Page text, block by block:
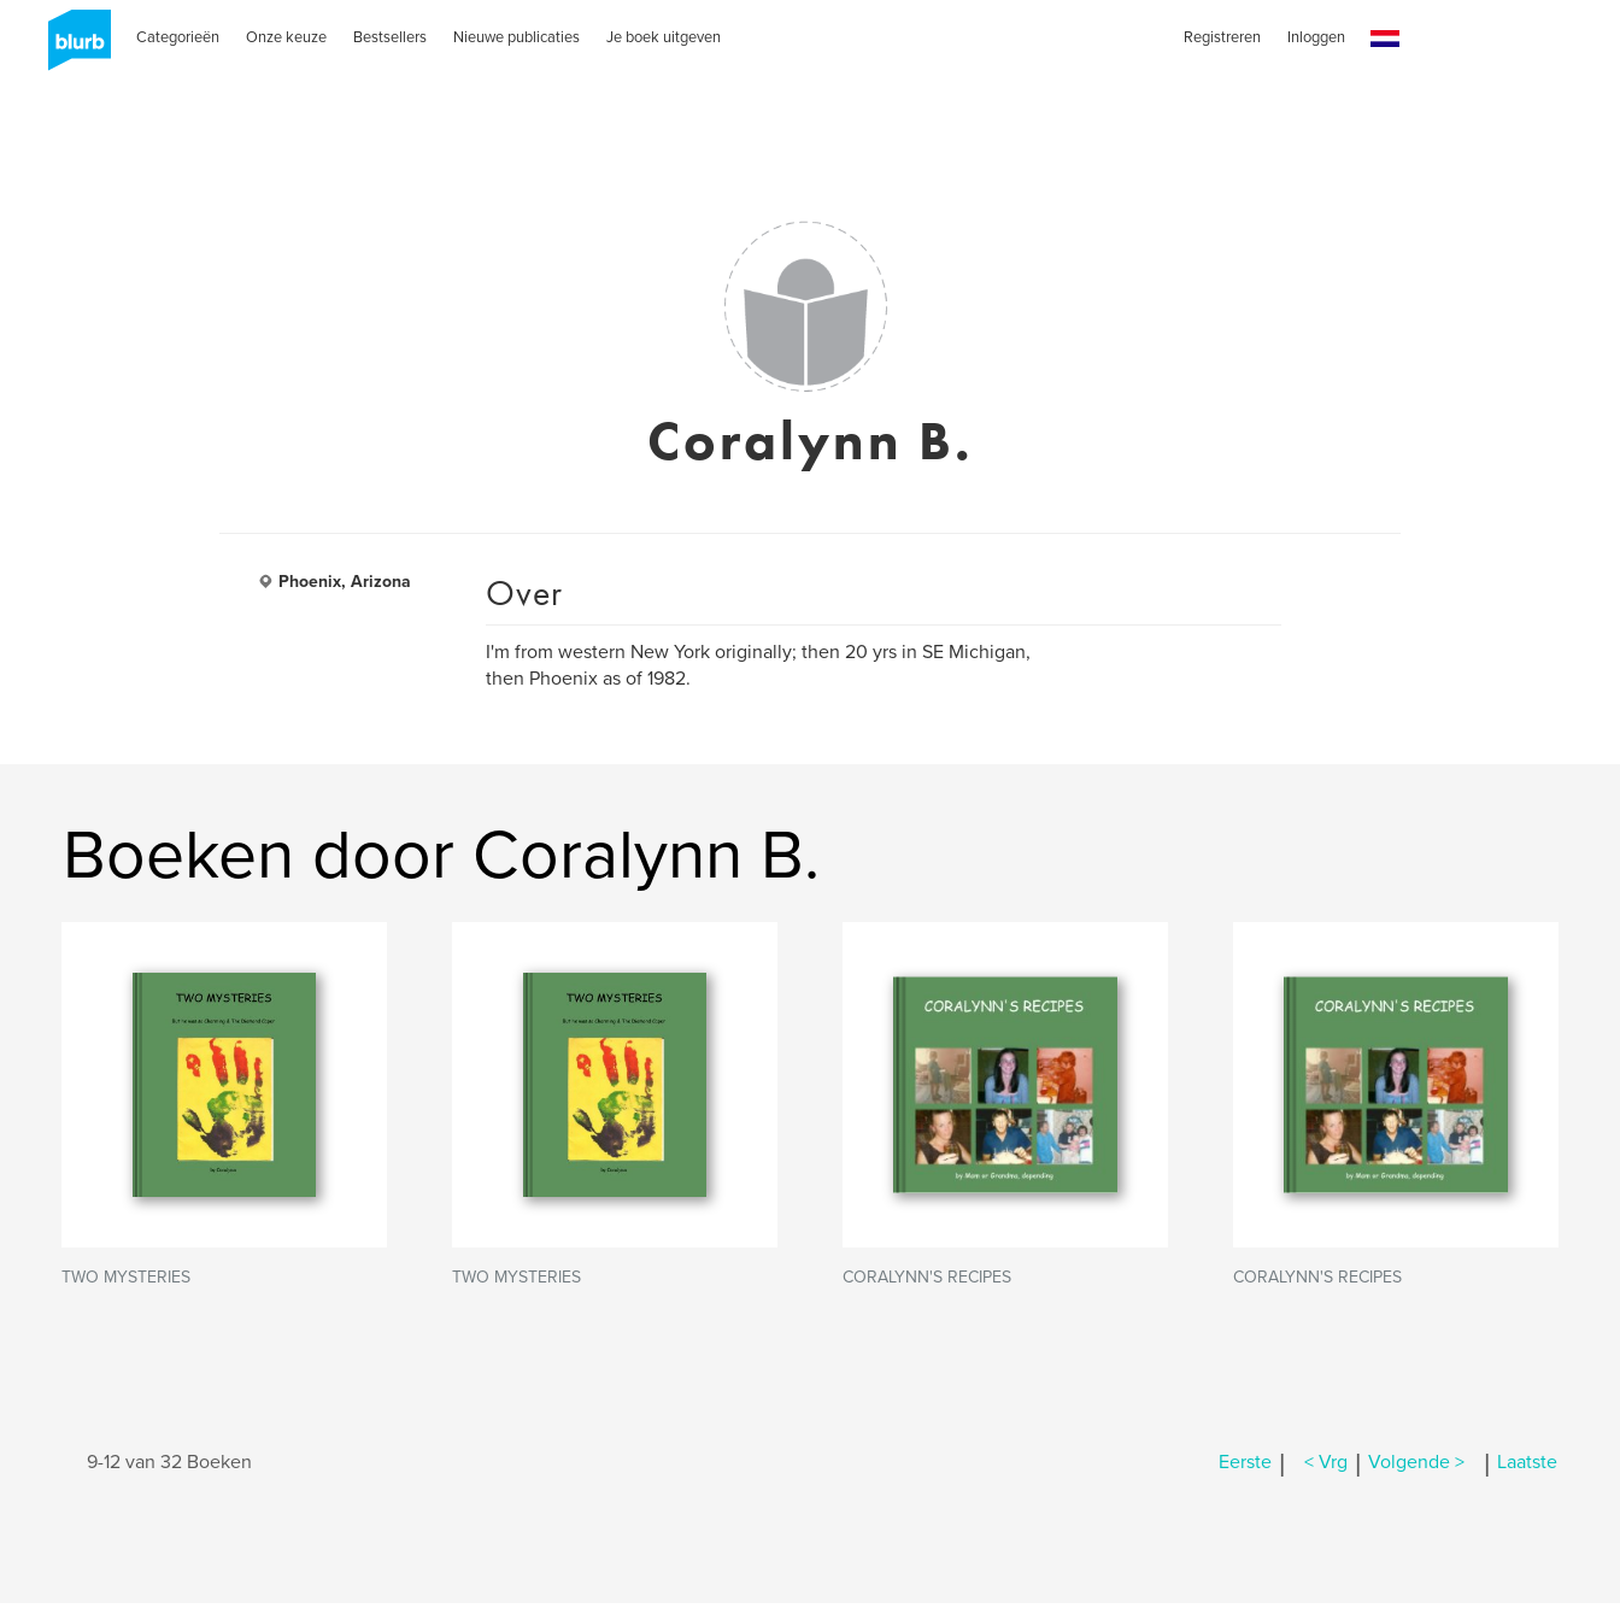
Categorieën Onze keuze Bestsellers Nieuwe publicaties Je boek uitgeven Registreren Inloggen
Coralynn B.
Phoenix, Arizona Over
I'm from western New York originally; then 20 yrs in SE Michigan,
then Phoenix as of 1982.
Boeken door Coralynn B.
TWO MYSTERIES TWO MYSTERIES CORALYNN'S RECIPES CORALYNN'S RECIPES
9-12 van 32 Boeken Eerste | < Vrg | Volgende > | Laatste